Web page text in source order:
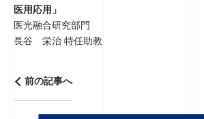
医用応用」
医光融合研究部門
長谷 栄治 特任助教
前の記事へ